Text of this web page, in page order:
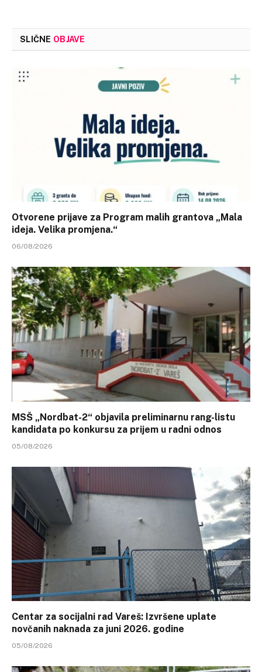
SLIČNE OBJAVE
Otvorene prijave za Program malih grantova „Mala
ideja. Velika promjena.“
06/08/2026
MSŠ „Nordbat-2“ objavila preliminarnu rang-listu
kandidata po konkursu za prijem u radni odnos
05/08/2026
Centar za socijalni rad Vareš: Izvršene uplate
novčanih naknada za juni 2026. godine
05/08/2026